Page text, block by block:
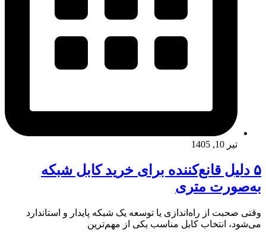
تیر 10, 1405
۵ دلیل قانع‌کننده برای خرید کابل شبکه
به‌صورت متری
وقتی صحبت از راه‌اندازی یا توسعه یک شبکه پایدار و استاندارد
می‌شود، انتخاب کابل مناسب یکی از مهم‌ترین